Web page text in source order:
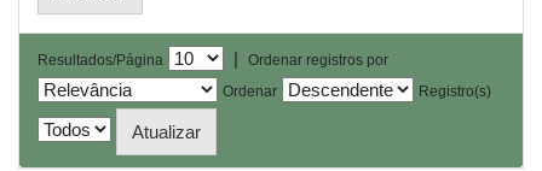
Resultados/Página |
Ordenar registros por
Ordenar
Registro(s)